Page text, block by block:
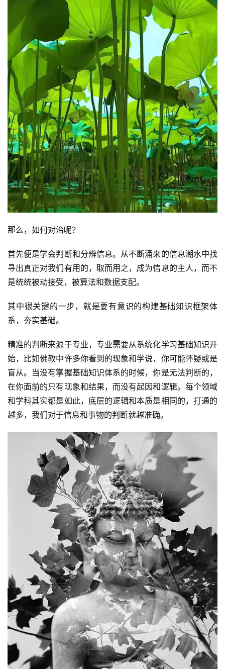
访
谈
心
乐
菩
提
那么，如何对治呢？
首先便是学会判断和分辨信息。从不断涌来的信息潮水中找
寻出真正对我们有用的，取而用之，成为信息的主人，而不
是统统被动接受，被算法和数据支配。
其中很关键的一步，就是要有意识的构建基础知识框架体
系，夯实基础。
精准的判断来源于专业，专业需要从系统化学习基础知识开
始，比如佛教中许多你看到的现象和学说，你可能怀疑或是
盲从。当没有掌握基础知识体系的时候，你是无法判断的，
在你面前的只有现象和结果，而没有起因和逻辑。每个领域
和学科其实都是如此，底层的逻辑和本质是相同的，打通的
越多，我们对于信息和事物的判断就越准确。